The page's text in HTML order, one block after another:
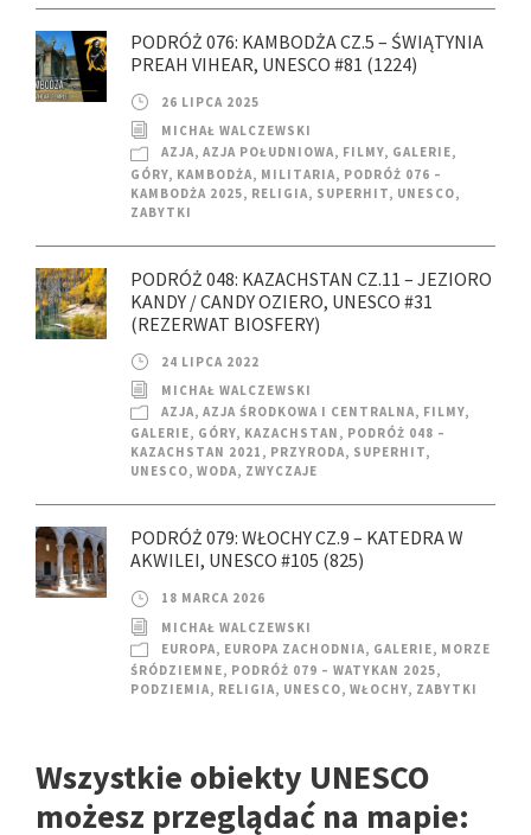
PODRÓŻ 076: KAMBODŻA CZ.5 – ŚWIĄTYNIA
PREAH VIHEAR, UNESCO #81 (1224)
26 LIPCA 2025
MICHAŁ WALCZEWSKI
AZJA, AZJA POŁUDNIOWA, FILMY, GALERIE,
GÓRY, KAMBODŻA, MILITARIA, PODRÓŻ 076 –
KAMBODŻA 2025, RELIGIA, SUPERHIT, UNESCO,
ZABYTKI
PODRÓŻ 048: KAZACHSTAN CZ.11 – JEZIORO
KANDY / CANDY OZIERO, UNESCO #31
(REZERWAT BIOSFERY)
24 LIPCA 2022
MICHAŁ WALCZEWSKI
AZJA, AZJA ŚRODKOWA I CENTRALNA, FILMY,
GALERIE, GÓRY, KAZACHSTAN , PODRÓŻ 048 –
KAZACHSTAN 2021 , PRZYRODA, SUPERHIT,
UNESCO, WODA, ZWYCZAJE
PODRÓŻ 079: WŁOCHY CZ.9 – KATEDRA W
AKWILEI, UNESCO #105 (825)
18 MARCA 2026
MICHAŁ WALCZEWSKI
EUROPA, EUROPA ZACHODNIA, GALERIE, MORZE
ŚRÓDZIEMNE, PODRÓŻ 079 – WATYKAN 2025,
PODZIEMIA, RELIGIA, UNESCO, WŁOCHY, ZABYTKI
Wszystkie obiekty UNESCO
możesz przeglądać na mapie: